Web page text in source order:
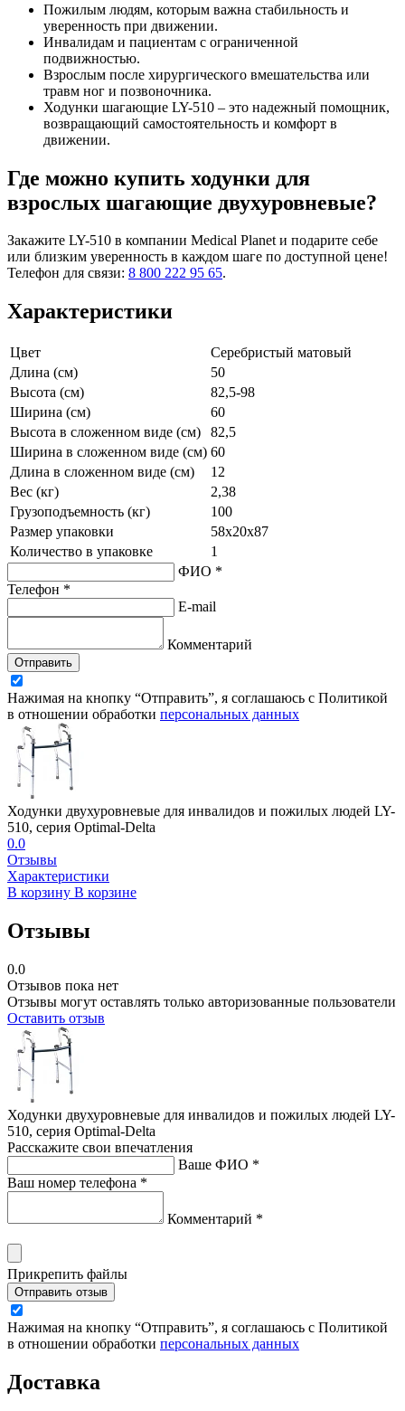
Пожилым людям, которым важна стабильность и
уверенность при движении.
Инвалидам и пациентам с ограниченной
подвижностью.
Взрослым после хирургического вмешательства или
травм ног и позвоночника.
Ходунки шагающие LY-510 – это надежный помощник,
возвращающий самостоятельность и комфорт в
движении.
Где можно купить ходунки для
взрослых шагающие двухуровневые?
Закажите LY-510 в компании Medical Planet и подарите себе
или близким уверенность в каждом шаге по доступной цене!
Телефон для связи: 8 800 222 95 65.
Характеристики
Цвет
Серебристый матовый
Длина (см)
50
Высота (см)
82,5-98
Ширина (см)
60
Высота в сложенном виде (см)
82,5
Ширина в сложенном виде (см) 60
Длина в сложенном виде (см)
12
Вес (кг)
2,38
Грузоподъемность (кг)
100
Размер упаковки
58х20х87
Количество в упаковке
1
ФИО *
Телефон *
E-mail
Комментарий
Отправить
Нажимая на кнопку “Отправить”, я соглашаюсь с Политикой
в отношении обработки персональных данных
Ходунки двухуровневые для инвалидов и пожилых людей LY-
510, серия Optimal-Delta
0.0
Отзывы
Характеристики
В корзину В корзине
Отзывы
0.0
Отзывов пока нет
Отзывы могут оставлять только авторизованные пользователи
Оставить отзыв
Ходунки двухуровневые для инвалидов и пожилых людей LY-
510, серия Optimal-Delta
Расскажите свои впечатления
Ваше ФИО *
Ваш номер телефона *
Комментарий *
Прикрепить файлы
Отправить отзыв
Нажимая на кнопку “Отправить”, я соглашаюсь с Политикой
в отношении обработки персональных данных
Доставка